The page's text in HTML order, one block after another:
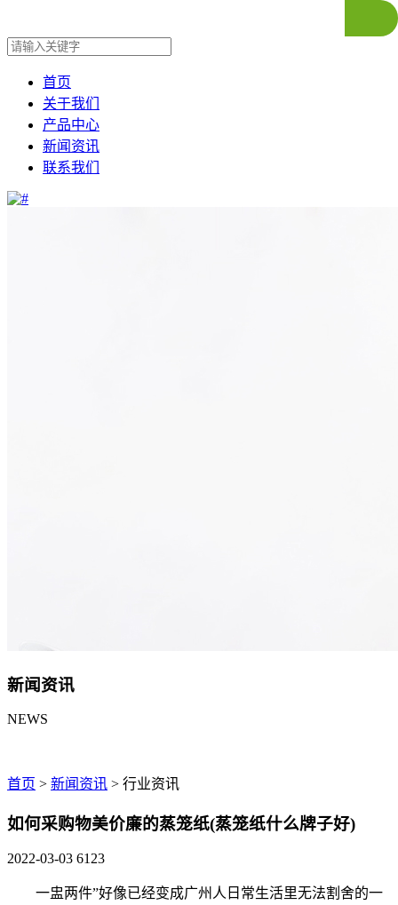
首页
关于我们
产品中心
新闻资讯
联系我们
新闻资讯
NEWS
首页 > 新闻资讯 > 行业资讯
如何采购物美价廉的蒸笼纸(蒸笼纸什么牌子好)
2022-03-03 6123
一盅两件”好像已经变成广州人日常生活里无法割舍的一